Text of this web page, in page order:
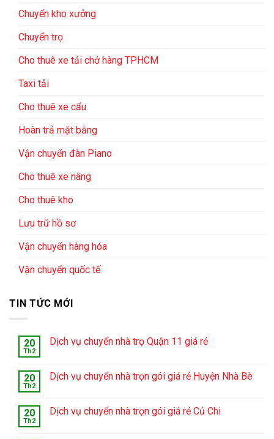
Chuyển kho xưởng
Chuyển trọ
Cho thuê xe tải chở hàng TPHCM
Taxi tải
Cho thuê xe cẩu
Hoàn trả mặt bằng
Vận chuyển đàn Piano
Cho thuê xe nâng
Cho thuê kho
Lưu trữ hồ sơ
Vận chuyển hàng hóa
Vận chuyển quốc tế
TIN TỨC MỚI
20
Th2
Dịch vụ chuyển nhà trọ Quận 11 giá rẻ
20
Th2
Dịch vụ chuyển nhà trọn gói giá rẻ Huyện Nhà Bè
20
Th2
Dịch vụ chuyển nhà trọn gói giá rẻ Củ Chi